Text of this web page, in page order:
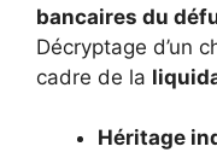
bancaires du
Décryptage d’un
cadre de la
Héritage